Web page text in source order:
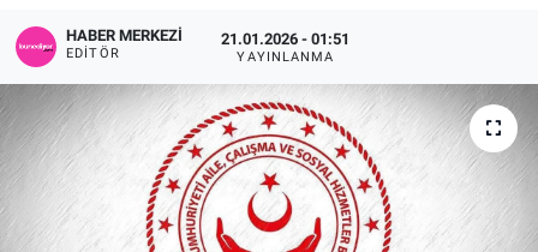
HABER MERKEZI
EDITÖR
21.01.2026 - 01:51
YAYINLANMA